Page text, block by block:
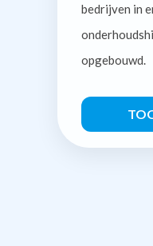
bedrijven in
opgebouwd.